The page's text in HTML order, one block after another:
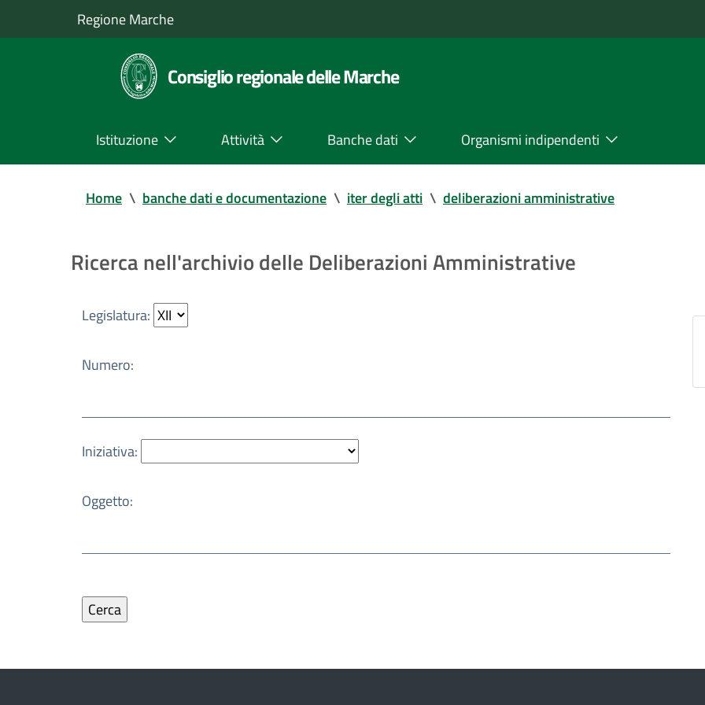
Regione Marche
Consiglio regionale delle Marche
Istituzione Attività Banche dati Organismi indipendenti
Home \ banche dati e documentazione \ iter degli atti \ deliberazioni amministrative
Ricerca nell'archivio delle Deliberazioni Amministrative
Legislatura:
Numero:
Iniziativa:
Oggetto: